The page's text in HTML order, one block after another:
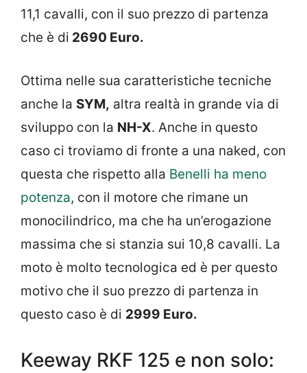
11,1 cavalli, con il suo prezzo di partenza
che è di 2690 Euro.
Ottima nelle sua caratteristiche tecniche
anche la SYM, altra realtà in grande via di
sviluppo con la NH-X. Anche in questo
caso ci troviamo di fronte a una naked, con
questa che rispetto alla Benelli ha meno
potenza, con il motore che rimane un
monocilindrico, ma che ha un’erogazione
massima che si stanzia sui 10,8 cavalli. La
moto è molto tecnologica ed è per questo
motivo che il suo prezzo di partenza in
questo caso è di 2999 Euro.
Keeway RKF 125 e non solo: